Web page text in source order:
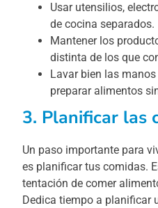
Usar utensilios,
de cocina separados.
Mantener los
distinta de los que
Lavar bien las
preparar alimentos
3. Planificar las
Un paso importante para
es planificar tus comidas.
tentación de comer
Dedica tiempo a planificar